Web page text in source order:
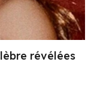
révélées